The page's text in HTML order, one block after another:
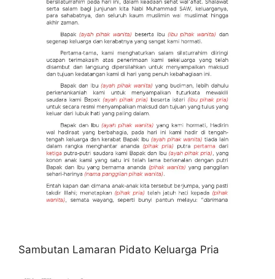
Sambutan Lamaran Pidato Keluarga Pria